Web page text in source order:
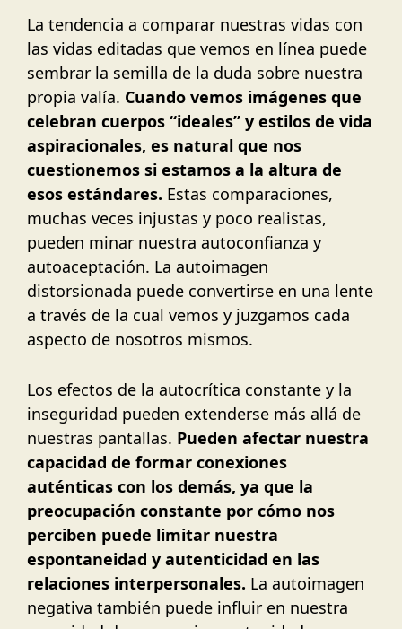
La tendencia a comparar nuestras vidas con
las vidas editadas que vemos en línea puede
sembrar la semilla de la duda sobre nuestra
propia valía. Cuando vemos imágenes que
celebran cuerpos “ideales” y estilos de vida
aspiracionales, es natural que nos
cuestionemos si estamos a la altura de
esos estándares. Estas comparaciones,
muchas veces injustas y poco realistas,
pueden minar nuestra autoconfianza y
autoaceptación. La autoimagen
distorsionada puede convertirse en una lente
a través de la cual vemos y juzgamos cada
aspecto de nosotros mismos.
Los efectos de la autocrítica constante y la
inseguridad pueden extenderse más allá de
nuestras pantallas. Pueden afectar nuestra
capacidad de formar conexiones
auténticas con los demás, ya que la
preocupación constante por cómo nos
perciben puede limitar nuestra
espontaneidad y autenticidad en las
relaciones interpersonales. La autoimagen
negativa también puede influir en nuestra